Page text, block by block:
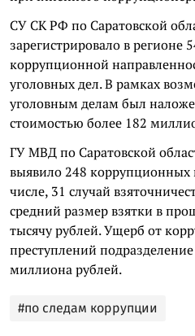
СУ СК РФ по Саратовской
зарегистрировало в регионе
коррупционной
уголовных дел. В рамках
уголовным делам был
стоимостью более 182
ГУ МВД по Саратовской
выявило 248 коррупционных
числе, 31 случай
средний размер взятки в
тысячу рублей. Ущерб от
преступлений
миллиона рублей.
#по следам коррупции